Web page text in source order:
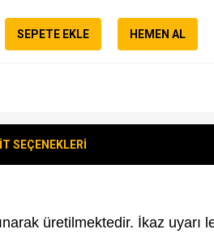
SEPETE EKLE HEMEN AL
SEÇENEKLERİ
üretilmektedir. İkaz uyarı